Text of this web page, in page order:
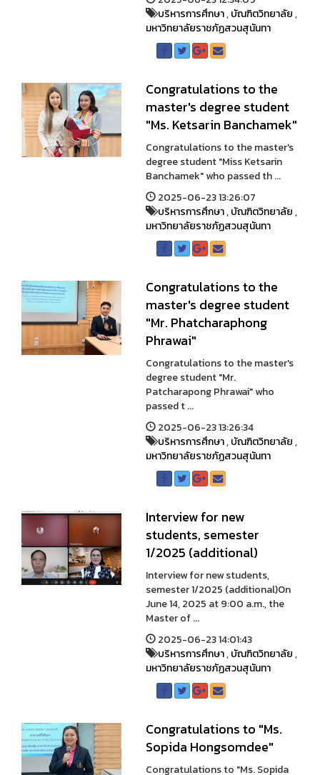
บริหารการศึกษา,บัณฑิตวิทยาลัย,
มหาวิทยาลัยราชภัฏสวนสุนันทา
Congratulations to the
master's degree student
"Ms. Ketsarin Banchamek"
Congratulations to the master's
degree student "Miss Ketsarin
Banchamek" who passed th ...
2025-06-23 13:26:07
บริหารการศึกษา,บัณฑิตวิทยาลัย,
มหาวิทยาลัยราชภัฏสวนสุนันทา
Congratulations to the
master's degree student
"Mr. Phatcharaphong
Phrawai"
Congratulations to the master's
degree student "Mr.
Patcharapong Phrawai" who
passed t ...
2025-06-23 13:26:34
บริหารการศึกษา,บัณฑิตวิทยาลัย,
มหาวิทยาลัยราชภัฏสวนสุนันทา
Interview for new
students, semester
1/2025 (additional)
Interview for new students,
semester 1/2025 (additional)On
June 14, 2025 at 9:00 a.m., the
Master of ...
2025-06-23 14:01:43
บริหารการศึกษา,บัณฑิตวิทยาลัย,
มหาวิทยาลัยราชภัฏสวนสุนันทา
Congratulations to "Ms.
Sopida Hongsomdee"
Congratulations to "Ms. Sopida